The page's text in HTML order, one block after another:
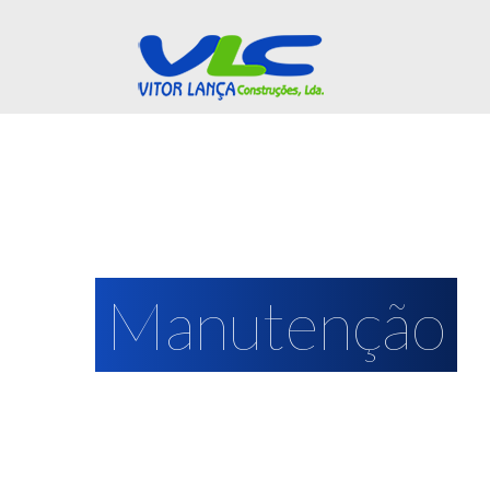
Manutenção